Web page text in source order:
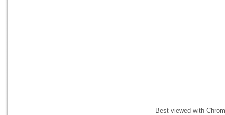
Best viewed with